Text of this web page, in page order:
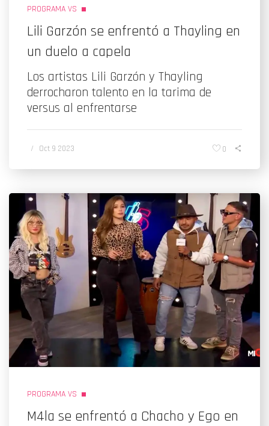
PROGRAMA VS
Lili Garzón se enfrentó a Thayling en
un duelo a capela
Los artistas Lili Garzón y Thayling
derrocharon talento en la tarima de
versus al enfrentarse
/ Oct 9 2023 0
PROGRAMA VS
M4la se enfrentó a Chacho y Ego en